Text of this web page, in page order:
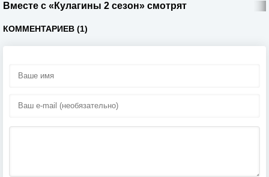
Вместе с «Кулагины 2 сезон» смотрят
КОММЕНТАРИЕВ (1)